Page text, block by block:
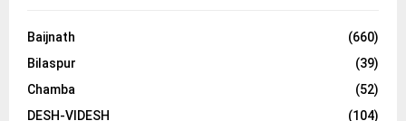
Baijnath
(660)
Bilaspur
(39)
Chamba
(52)
DESH-VIDESH
(104)